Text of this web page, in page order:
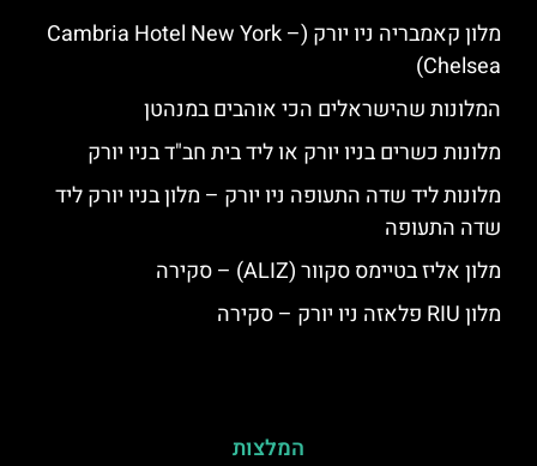
מלון קאמבריה ניו יורק (Cambria Hotel New York –
Chelsea)
המלונות שהישראלים הכי אוהבים במנהטן
מלונות כשרים בניו יורק או ליד בית חב"ד בניו יורק
מלונות ליד שדה התעופה ניו יורק – מלון בניו יורק ליד
שדה התעופה
מלון אליז בטיימס סקוור (ALIZ) – סקירה
מלון RIU פלאזה ניו יורק – סקירה
המלצות